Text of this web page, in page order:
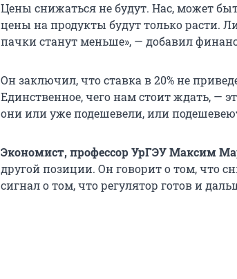
Цены снижаться не будут. Нас, может
цены на продукты будут только расти.
пачки станут меньше», — добавил
Он заключил, что ставка в 20% не
Единственное, чего нам стоит ждать, —
они или уже подешевели, или
Экономист, профессор УрГЭУ Максим
другой позиции. Он говорит о том, что
сигнал о том, что регулятор готов и